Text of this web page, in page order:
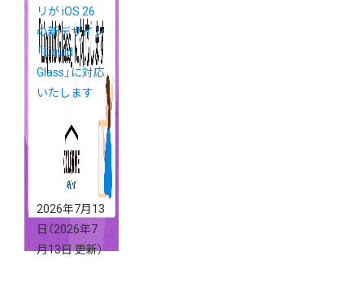
リが iOS 26
の新デザイン
「Liquid
Glass」に対応
いたします
2026年7月13
日 （2026年7
月13日 更新）